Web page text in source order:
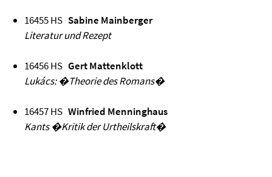
16455 HS Sabine Mainberger
Literatur und Rezept
16456 HS Gert Mattenklott
Lukács: �Theorie des Romans�
16457 HS Winfried Menninghaus
Kants �Kritik der Urtheilskraft�